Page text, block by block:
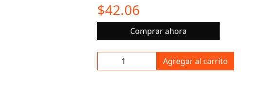
$42.06
Comprar ahora
Agregar al carrito